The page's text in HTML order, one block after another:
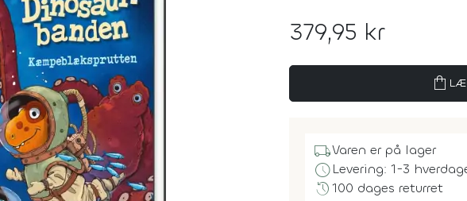
379,95 kr
shopping_bag
local_shippingVaren er på lager
scheduleLevering: 1-3
history100 dages returret